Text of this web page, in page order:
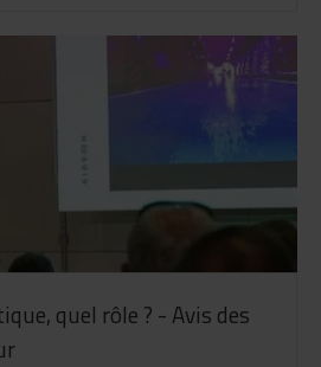
quel rôle ? - Avis des